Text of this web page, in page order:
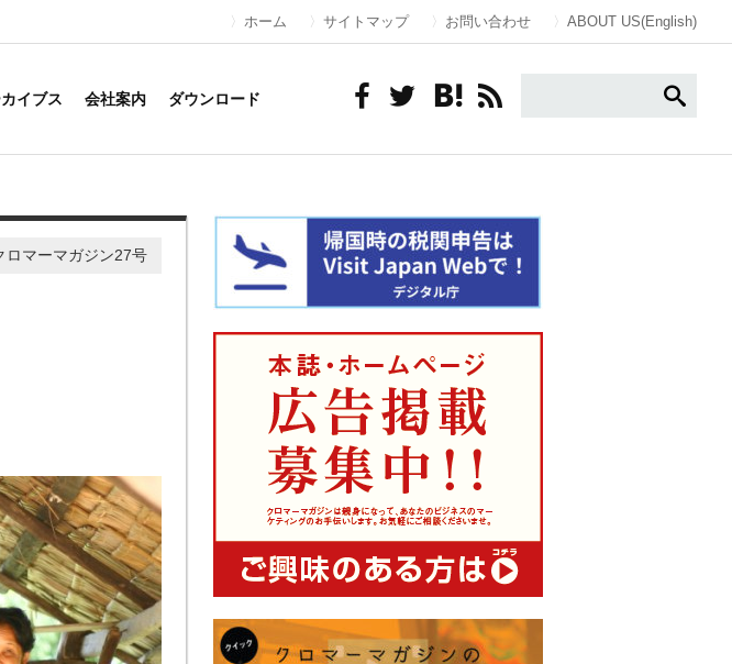
ホーム サイトマップ お問い合わせ ABOUT US(English)
イブス 会社案内 ダウンロード
ロマーマガジン27号